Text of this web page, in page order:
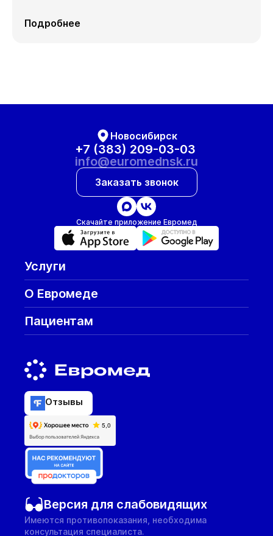
Подробнее
Новосибирск
+7 (383) 209-03-03
info@euromednsk.ru
Заказать звонок
Скачайте приложение Евромед
Услуги
О Евромеде
Пациентам
Отзывы
Версия для слабовидящих
Имеются противопоказания, необходима
консультация специалиста.